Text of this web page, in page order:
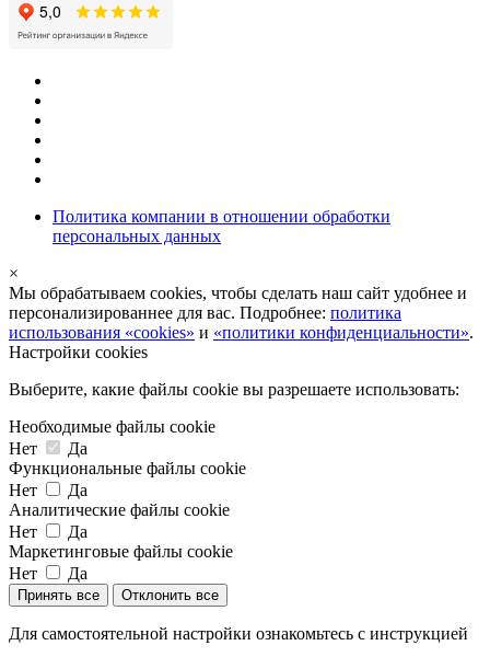
Политика компании в отношении обработки
персональных данных
×
Мы обрабатываем cookies, чтобы сделать наш сайт удобнее и
персонализированнее для вас. Подробнее: политика
использования «cookies» и «политики конфиденциальности».
Настройки cookies
Выберите, какие файлы cookie вы разрешаете использовать:
Необходимые файлы cookie
Нет
Да
Функциональные файлы cookie
Нет
Да
Аналитические файлы cookie
Нет
Да
Маркетинговые файлы cookie
Нет
Да
Принять все Отклонить все
Для самостоятельной настройки ознакомьтесь с инструкцией